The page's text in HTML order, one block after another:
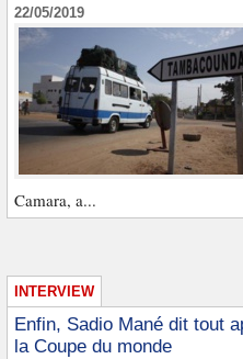
22/05/2019
Camara, a...
INTERVIEW
Enfin, Sadio Mané dit tout
la Coupe du monde